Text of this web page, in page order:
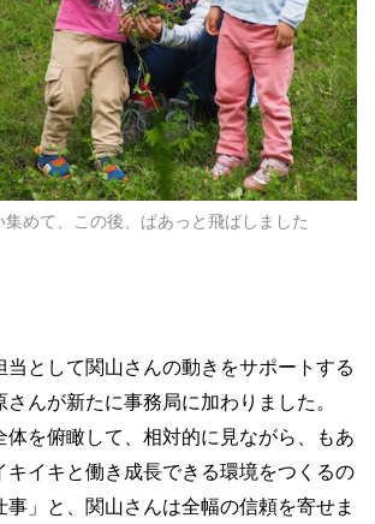
めて、この後、ぱあっと飛ばしました
当として関山さんの動きをサポートする
んが新たに事務局に加わりました。
体を俯瞰して、相対的に見ながら、もあ
キイキと働き成長できる環境をつくるの
事」と、関山さんは全幅の信頼を寄せま